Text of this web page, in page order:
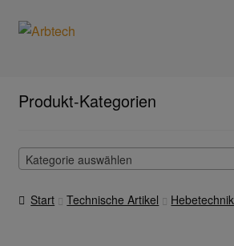
Zur
Zum
Aktionen und Angebote
Anfahrt
Produkt-Kategorien
Kategorie auswählen
Start Technische Artikel Hebetechnik